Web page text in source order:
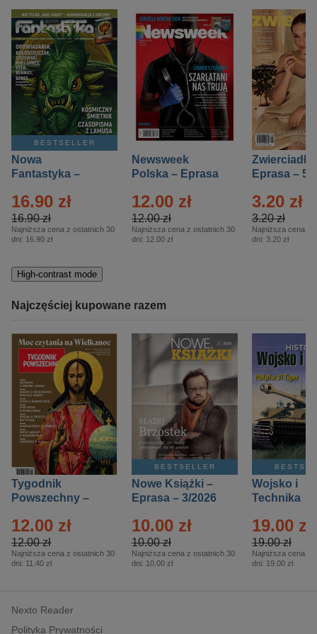
BESTSELLER
Nowa
Fantastyka –
16.90 zł
16.90 zł
Najniższa cena z ostatnich 30
dni: 16.90 zł
Newsweek
Polska – Eprasa
12.00 zł
12.00 zł
Najniższa cena z ostatnich 30
dni: 12.00 zł
Zwierciadło
Eprasa – 5/
3.20 zł
3.20 zł
Najniższa cena z
dni: 3.20 zł
High-contrast mode
Najczęściej kupowane razem
Tygodnik
Powszechny –
12.00 zł
12.00 zł
Najniższa cena z ostatnich 30
dni: 11.40 zł
BESTSELLER
Nowe Książki –
Eprasa – 3/2026
10.00 zł
10.00 zł
Najniższa cena z ostatnich 30
dni: 10.00 zł
Wojsko i
Technika
– 2/2026
19.00 zł
19.00 zł
Najniższa cena z
dni: 19.00 zł
Nexto Reader
Polityka Prywatności